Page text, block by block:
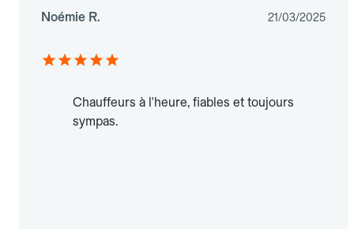
Noémie R. 21/03/2025
Chauffeurs à l'heure, fiables et toujours
sympas.